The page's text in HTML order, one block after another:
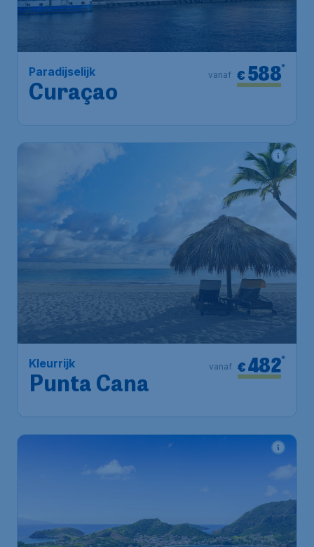
Paradijselijk
Curaçao
€ 588*
vanaf
Kleurrijk
Punta Cana
€482*
vanaf